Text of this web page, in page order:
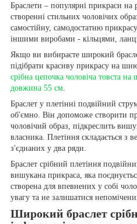
Браслети – популярні прикраси на
створенні стильних чоловічих
самостійну, самодостатню
іншими виробами - кільцями,
Якщо ви вибираєте широкий
підібрати красиву прикрасу на
срібна цепочка чоловіча товста
довжина 55 см
Браслет у плетінні подвійний
об'ємно. Він допоможе створити
чоловічий образ, підкреслить
власника. Плетіння складається з
з'єднаних у два ряди.
Браслет срібний плетіння
вишукана прикраса, яка
створена для впевнених у собі
увагу та не залишатися
Широкий браслет